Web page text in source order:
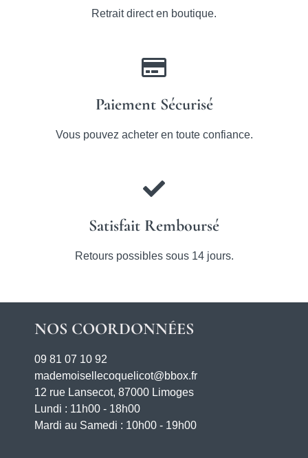
Retrait direct en boutique.
Paiement Sécurisé
Vous pouvez acheter en toute confiance.
Satisfait Remboursé
Retours possibles sous 14 jours.
NOS COORDONNÉES
09 81 07 10 92
mademoisellecoquelicot@bbox.fr
12 rue Lansecot, 87000 Limoges
Lundi : 11h00 - 18h00
Mardi au Samedi : 10h00 - 19h00